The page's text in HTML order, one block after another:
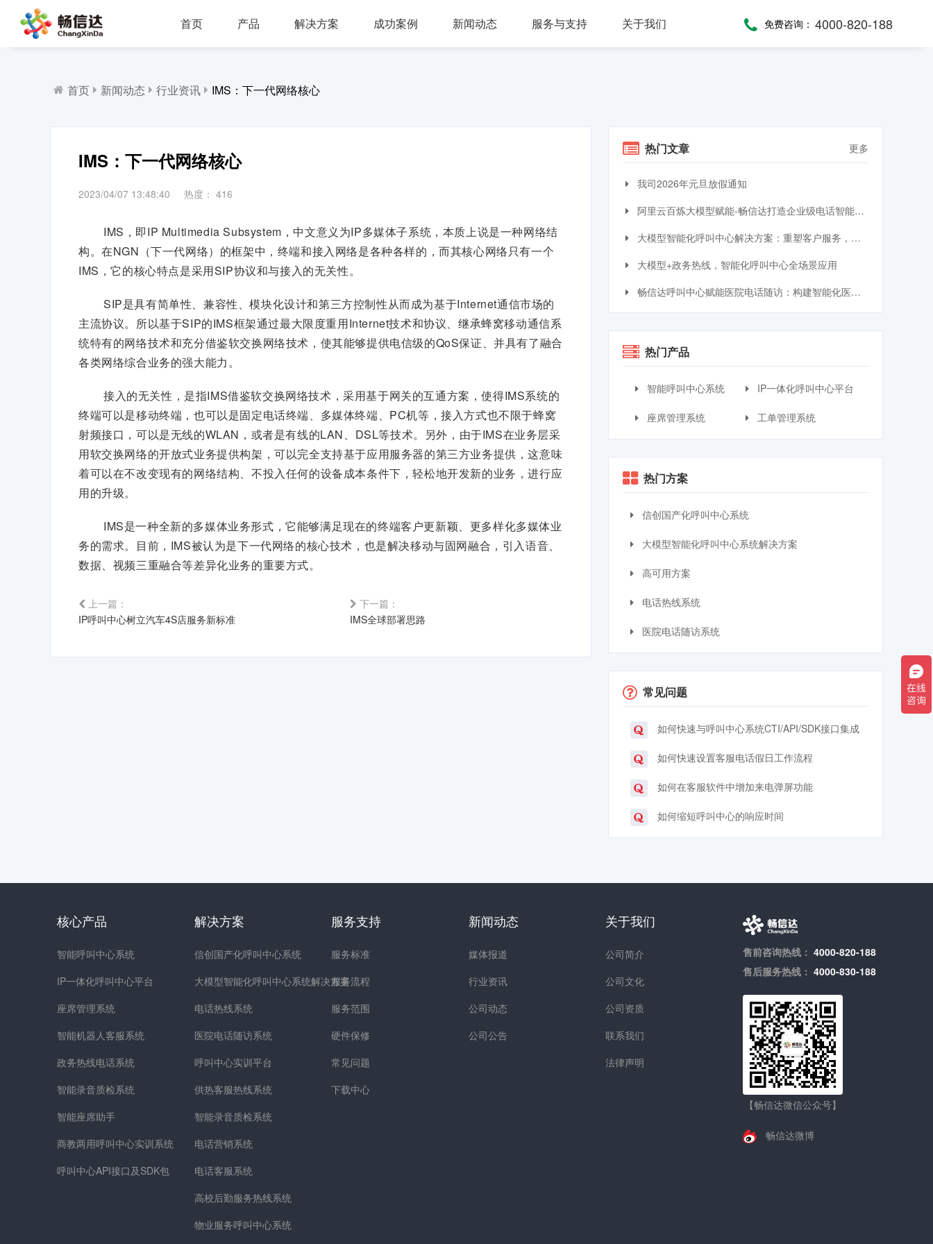
首页 产品 解决方案 成功案例 新闻动态 服务与支持 关于我们 免费咨询： 4000-820-188
首页 新闻动态 行业资讯 IMS：下一代网络核心
IMS：下一代网络核心
2023/04/07 13:48:40 热度： 416
IMS，即IP Multimedia Subsystem，中文意义为IP多媒体子系统，本质上说是一种网络结
构。在NGN（下一代网络）的框架中，终端和接入网络是各种各样的，而其核心网络只有一个
IMS，它的核心特点是采用SIP协议和与接入的无关性。
SIP是具有简单性、兼容性、模块化设计和第三方控制性从而成为基于Internet通信市场的
主流协议。所以基于SIP的IMS框架通过最大限度重用Internet技术和协议、继承蜂窝移动通信系
统特有的网络技术和充分借鉴软交换网络技术，使其能够提供电信级的QoS保证、并具有了融合
各类网络综合业务的强大能力。
接入的无关性，是指IMS借鉴软交换网络技术，采用基于网关的互通方案，使得IMS系统的
终端可以是移动终端，也可以是固定电话终端、多媒体终端、PC机等，接入方式也不限于蜂窝
射频接口，可以是无线的WLAN，或者是有线的LAN、DSL等技术。另外，由于IMS在业务层采
用软交换网络的开放式业务提供构架，可以完全支持基于应用服务器的第三方业务提供，这意味
着可以在不改变现有的网络结构、不投入任何的设备成本条件下，轻松地开发新的业务，进行应
用的升级。
IMS是一种全新的多媒体业务形式，它能够满足现在的终端客户更新颖、更多样化多媒体业
务的需求。目前，IMS被认为是下一代网络的核心技术，也是解决移动与固网融合，引入语音、
数据、视频三重融合等差异化业务的重要方式。
上一篇：
IP呼叫中心树立汽车4S店服务新标准
下一篇：
IMS全球部署思路
热门文章 更多
我司2026年元旦放假通知
阿里云百炼大模型赋能-畅信达打造企业级电话智能体与智能呼叫中心完整方案
大模型智能化呼叫中心解决方案：重塑客户服务，引领交互革命
大模型+政务热线，智能化呼叫中心全场景应用
畅信达呼叫中心赋能医院电话随访：构建智能化医患服务
热门产品
智能呼叫中心系统 IP一体化呼叫中心平台
座席管理系统 工单管理系统
热门方案
信创国产化呼叫中心系统
大模型智能化呼叫中心系统解决方案
高可用方案
电话热线系统
医院电话随访系统
常见问题
如何快速与呼叫中心系统CTI/API/SDK接口集成
如何快速设置客服电话假日工作流程
如何在客服软件中增加来电弹屏功能
如何缩短呼叫中心的响应时间
核心产品
智能呼叫中心系统
IP一体化呼叫中心平台
座席管理系统
智能机器人客服系统
政务热线电话系统
智能录音质检系统
智能座席助手
商教两用呼叫中心实训系统
呼叫中心API接口及SDK包
解决方案
信创国产化呼叫中心系统
大模型智能化呼叫中心系统解决方案
电话热线系统
医院电话随访系统
呼叫中心实训平台
供热客服热线系统
智能录音质检系统
电话营销系统
电话客服系统
高校后勤服务热线系统
物业服务呼叫中心系统
服务支持
服务标准
服务流程
服务范围
硬件保修
常见问题
下载中心
新闻动态
媒体报道
行业资讯
公司动态
公司公告
关于我们
公司简介
公司文化
公司资质
联系我们
法律声明
售前咨询热线： 4000-820-188
售后服务热线： 4000-830-188
【畅信达微信公众号】
畅信达微博